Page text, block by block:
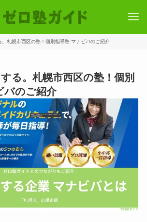
。札幌市西区の塾！個別指導塾 マナビバのご紹介
る。札幌市西区の塾！個別
バのご紹介